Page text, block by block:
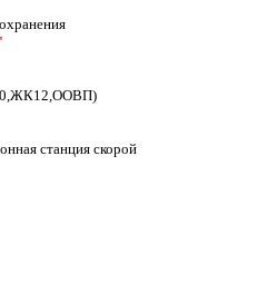
станция скорой